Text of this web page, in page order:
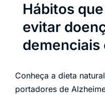
Hábitos
evitar
demenciais
Conheça a dieta
portadores de